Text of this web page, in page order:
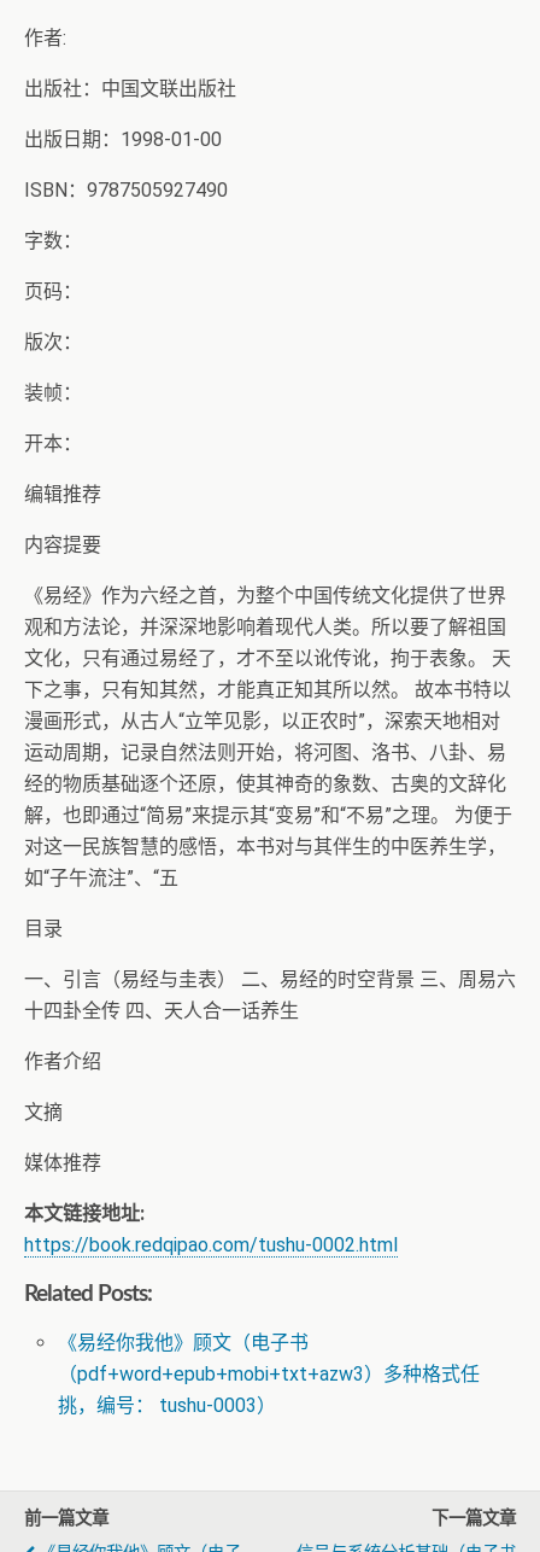
作者:
出版社：中国文联出版社
出版日期：1998-01-00
ISBN：9787505927490
字数：
页码：
版次：
装帧：
开本：
编辑推荐
内容提要
《易经》作为六经之首，为整个中国传统文化提供了世界
观和方法论，并深深地影响着现代人类。所以要了解祖国
文化，只有通过易经了，才不至以讹传讹，拘于表象。 天
下之事，只有知其然，才能真正知其所以然。 故本书特以
漫画形式，从古人“立竿见影，以正农时”，深索天地相对
运动周期，记录自然法则开始，将河图、洛书、八卦、易
经的物质基础逐个还原，使其神奇的象数、古奥的文辞化
解，也即通过“简易”来提示其“变易”和“不易”之理。 为便于
对这一民族智慧的感悟，本书对与其伴生的中医养生学，
如“子午流注”、“五
目录
一、引言（易经与圭表） 二、易经的时空背景 三、周易六
十四卦全传 四、天人合一话养生
作者介绍
文摘
媒体推荐
本文链接地址:
https://book.redqipao.com/tushu-0002.html
Related Posts:
《易经你我他》顾文（电子书
（pdf+word+epub+mobi+txt+azw3）多种格式任
挑，编号： tushu-0003）
前一篇文章
下一篇文章